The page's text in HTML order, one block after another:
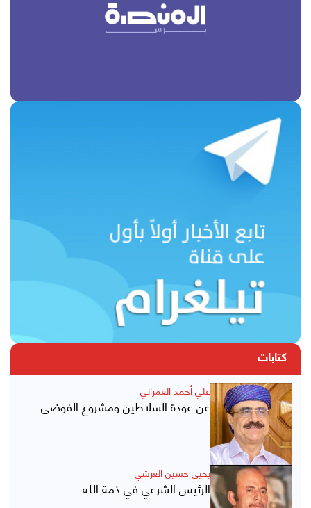
كتابات
علي أحمد العمراني
عن عودة السلاطين ومشروع الفوضى
يحيى حسين العرشي
الرئيس الشرعي في ذمة الله